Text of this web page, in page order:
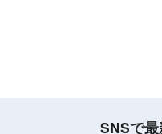
SNSで最